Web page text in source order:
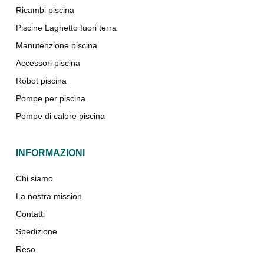
Ricambi piscina
Piscine Laghetto fuori terra
Manutenzione piscina
Accessori piscina
Robot piscina
Pompe per piscina
Pompe di calore piscina
INFORMAZIONI
Chi siamo
La nostra mission
Contatti
Spedizione
Reso